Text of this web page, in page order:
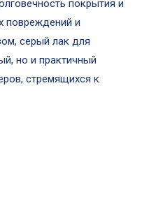
покрытия и
повреждений и
серый лак для
но и практичный
стремящихся к